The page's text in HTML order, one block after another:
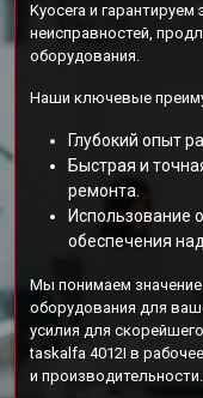
Kyocera и
неисправностей,
оборудования.
Наши ключевые
Глубокий опыт
Быстрая и
ремонта.
Использование
обеспечения
Мы понимаем
оборудования для
усилия для
taskalfa 4012I в
и производительности.